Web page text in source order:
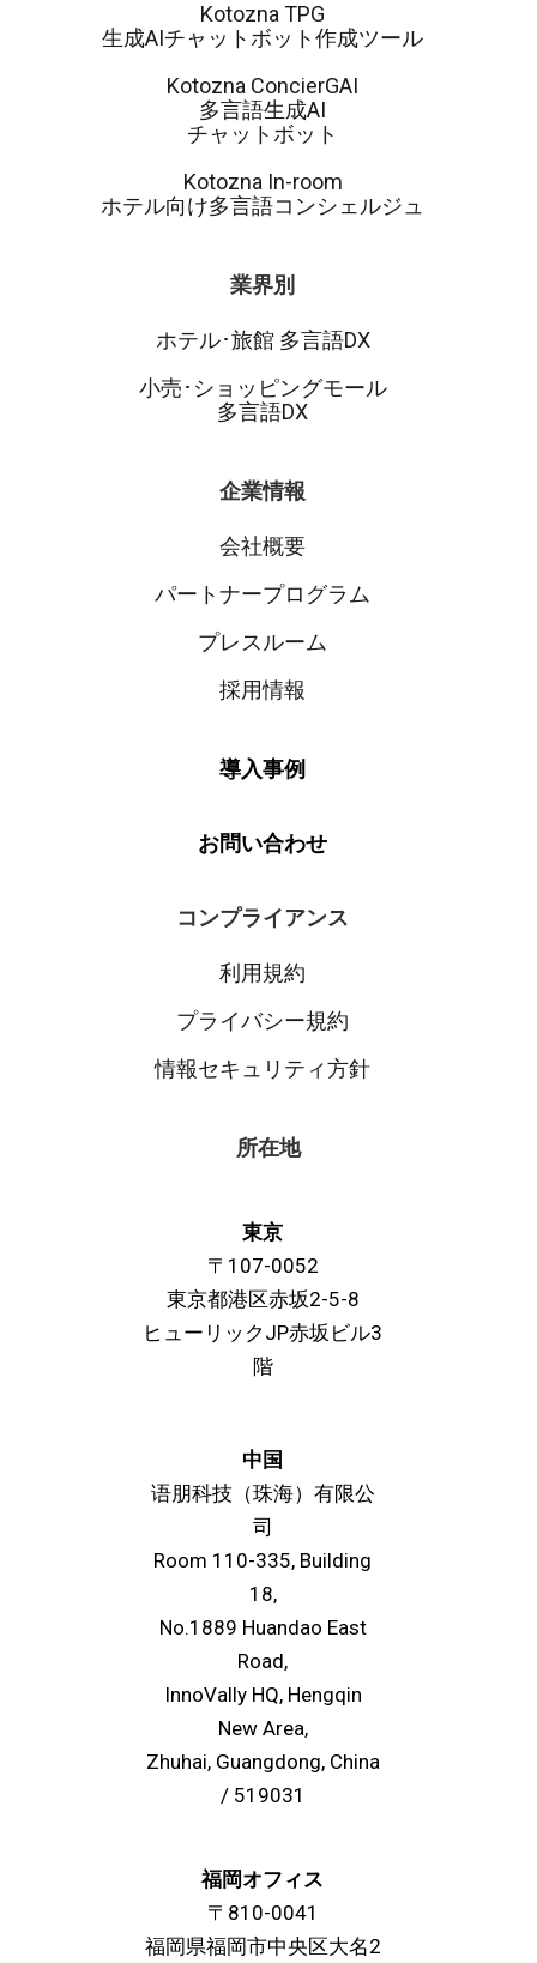
Kotozna TPG
生成AIチャットボット作成ツール
Kotozna ConcierGAI
多言語生成AI
チャットボット
Kotozna In-room
ホテル向け多言語コンシェルジュ
業界別
ホテル･旅館 多言語DX
小売･ショッピングモール
多言語DX
企業情報
会社概要
パートナープログラム
プレスルーム
採用情報
導入事例
お問い合わせ
コンプライアンス
利用規約
プライバシー規約
情報セキュリティ方針
所在地
東京
〒107-0052
東京都港区赤坂2-5-8
ヒューリックJP赤坂ビル3
階
中国
语朋科技（珠海）有限公
司
Room 110-335, Building
18,
No.1889 Huandao East
Road,
InnoVally HQ, Hengqin
New Area,
Zhuhai, Guangdong, China
/ 519031
福岡オフィス
〒810-0041
福岡県福岡市中央区大名2